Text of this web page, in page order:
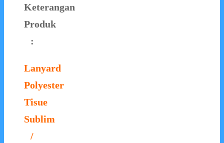
Keterangan
Produk
:
Lanyard
Polyester
Tisue
Sublim
/